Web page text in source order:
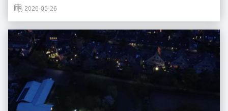
bir şekilde kontrol ederken ve çevredeki evlere doğru ışık akışını en aza
indirerek y...
2026-05-26